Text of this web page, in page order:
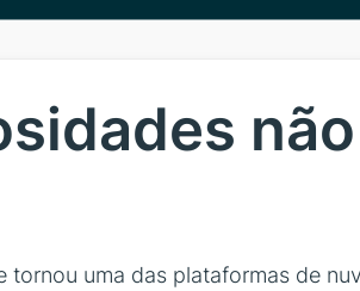
não
tornou uma das plataformas de